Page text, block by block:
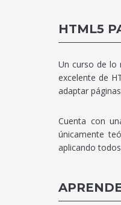
HTML5
Un curso de lo
excelente de
adaptar
Cuenta con
únicamente
aplicando